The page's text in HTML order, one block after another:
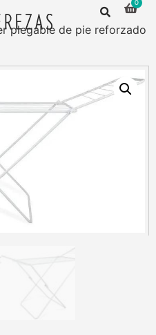
plegable de pie reforzado